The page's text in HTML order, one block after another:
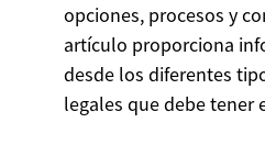
opciones, procesos y
artículo proporciona
desde los diferentes
legales que debe tener